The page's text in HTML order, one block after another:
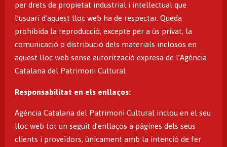
per drets de propietat industrial i intel·lectual que
l’usuari d’aquest lloc web ha de respectar. Queda
prohibida la reproducció, excepte per a ús privat, la
comunicació o distribució dels materials inclosos en
aquest lloc web sense autorització expresa de l’Agència
Catalana del Patrimoni Cultural
Responsabilitat en els enllaços:
Agència Catalana del Patrimoni Cultural inclou en el seu
lloc web tot un seguit d’enllaços a pàgines dels seus
clients i proveïdors, únicament amb la intenció de fer